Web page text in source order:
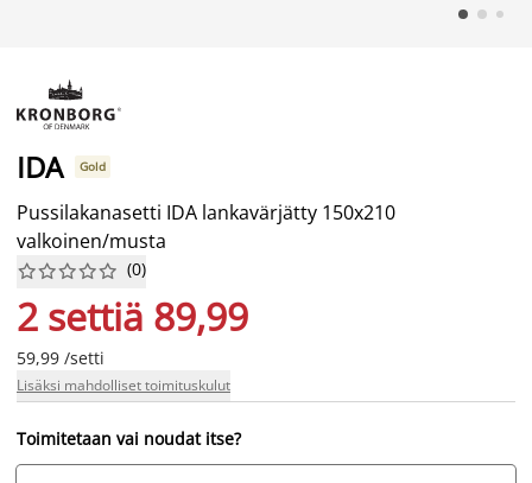
IDA Gold
Pussilakanasetti IDA lankavärjätty 150x210
valkoinen/musta





 (0)
2 settiä 89,99
59,99 /setti
Lisäksi mahdolliset toimituskulut
Toimitetaan vai noudat itse?